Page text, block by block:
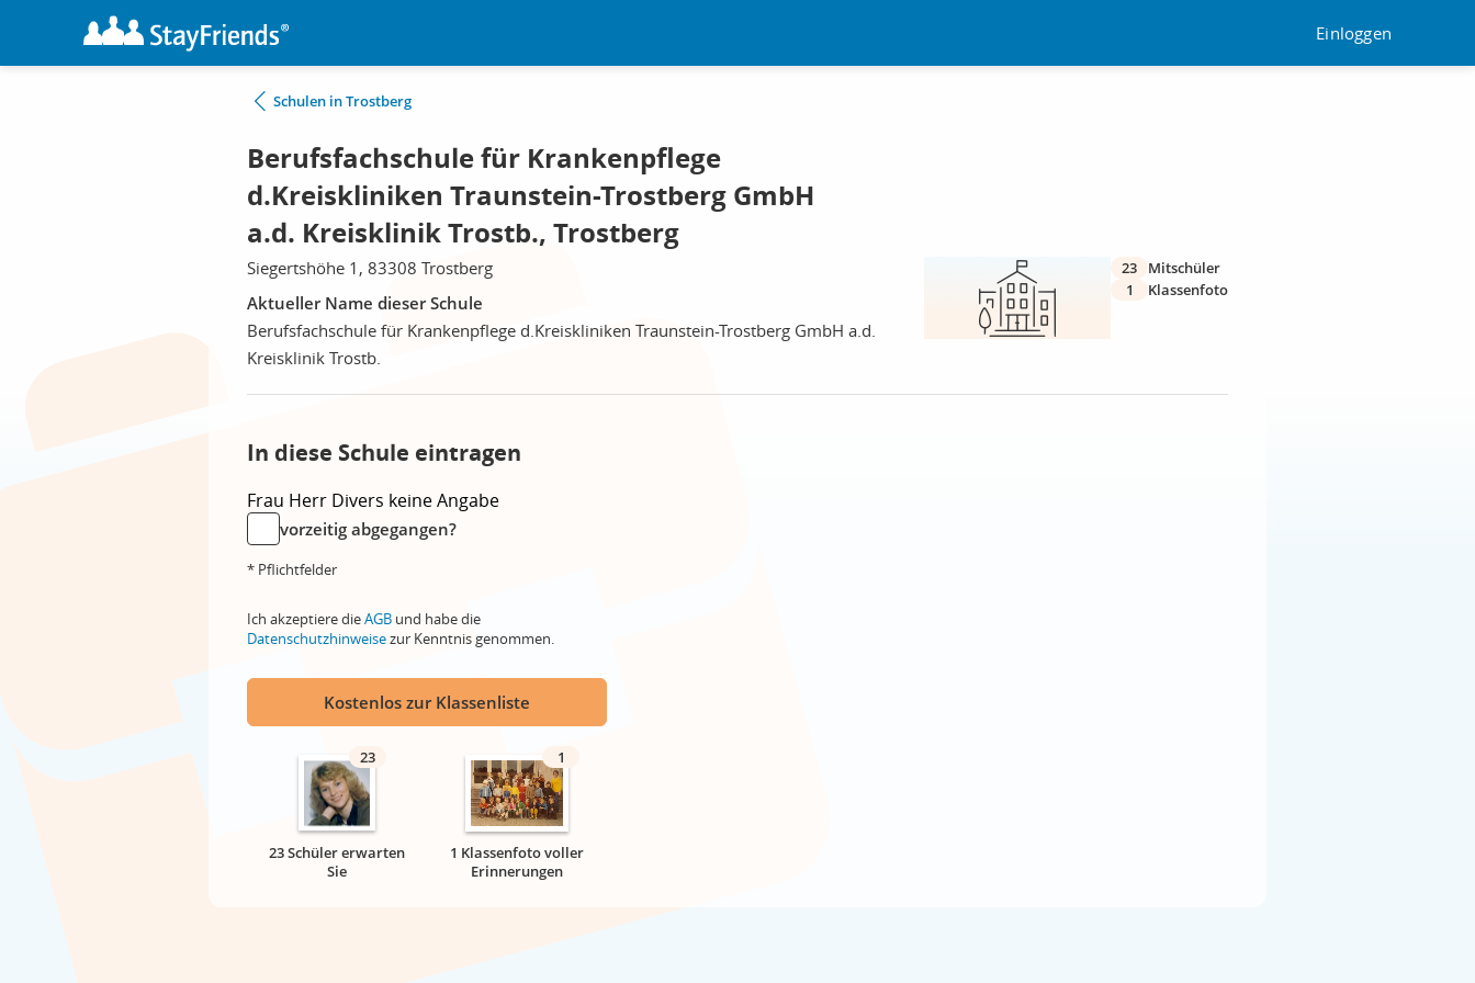
Einloggen
Schulen in Trostberg
Berufsfachschule für Krankenpflege
d.Kreiskliniken Traunstein-Trostberg GmbH
a.d. Kreisklinik Trostb., Trostberg
Siegertshöhe 1, 83308 Trostberg
Aktueller Name dieser Schule
Berufsfachschule für Krankenpflege d.Kreiskliniken Traunstein-Trostberg GmbH a.d.
Kreisklinik Trostb.
23
Mitschüler
1
Klassenfoto
In diese Schule eintragen
Frau Herr Divers keine Angabe
vorzeitig abgegangen?
* Pflichtfelder
Ich akzeptiere dieAGB und habe die
Datenschutzhinweisezur Kenntnis genommen.
Kostenlos zur Klassenliste
23
23 Schüler erwarten
Sie
1
1 Klassenfoto voller
Erinnerungen